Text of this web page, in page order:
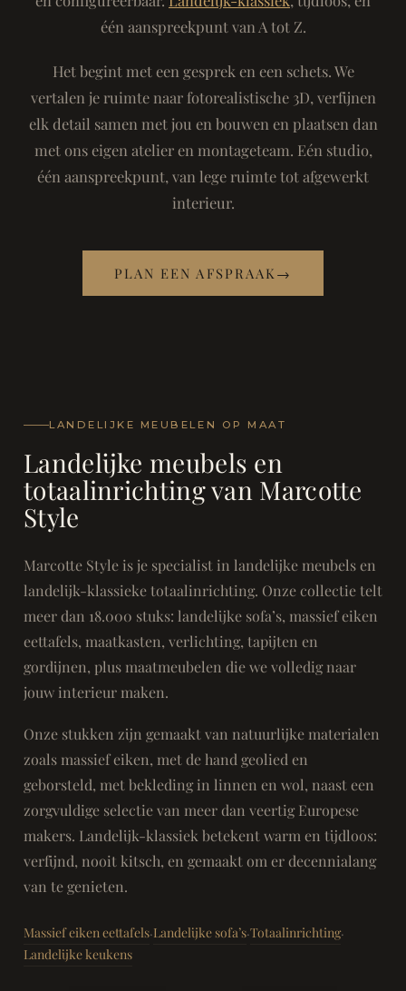
één aanspreekpunt van A tot Z.
Het begint met een gesprek en een schets. We
vertalen je ruimte naar fotorealistische 3D, verfijnen
elk detail samen met jou en bouwen en plaatsen dan
met ons eigen atelier en montageteam. Eén studio,
één aanspreekpunt, van lege ruimte tot afgewerkt
interieur.
PLAN EEN AFSPRAAK →
LANDELIJKE MEUBELEN OP MAAT
Landelijke meubels en
totaalinrichting van Marcotte
Style
Marcotte Style is je specialist in landelijke meubels en
landelijk-klassieke totaalinrichting. Onze collectie telt
meer dan 18.000 stuks: landelijke sofa’s, massief eiken
eettafels, maatkasten, verlichting, tapijten en
gordijnen, plus maatmeubelen die we volledig naar
jouw interieur maken.
Onze stukken zijn gemaakt van natuurlijke materialen
zoals massief eiken, met de hand geolied en
geborsteld, met bekleding in linnen en wol, naast een
zorgvuldige selectie van meer dan veertig Europese
makers. Landelijk-klassiek betekent warm en tijdloos:
verfijnd, nooit kitsch, en gemaakt om er decennialang
van te genieten.
Massief eiken eettafels·Landelijke sofa’s·Totaalinrichting·
Landelijke keukens